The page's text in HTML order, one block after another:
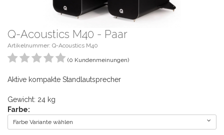
Q-Acoustics M40 - Paar
Artikelnummer: Q-Acoustics M40
(0 Kundenmeinungen)
Aktive kompakte Standlautsprecher
Gewicht: 24 kg
Farbe:
Farbe Variante wählen